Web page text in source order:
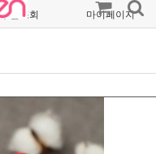
주문조회 마이페이지